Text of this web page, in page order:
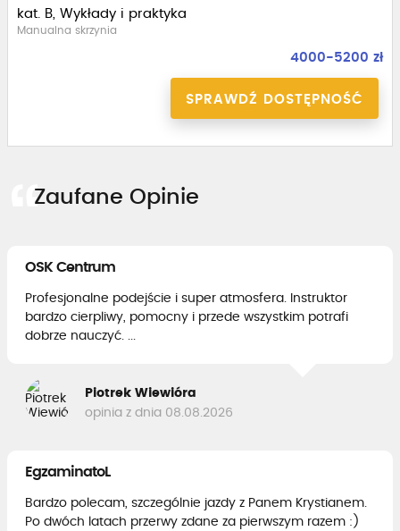
kat. B, Wykłady i praktyka
Manualna skrzynia
4000-5200 zł
SPRAWDŹ DOSTĘPNOŚĆ
Zaufane Opinie
OSK Centrum
Profesjonalne podejście i super atmosfera. Instruktor
bardzo cierpliwy, pomocny i przede wszystkim potrafi
dobrze nauczyć. ...
Piotrek Wiewióra
opinia z dnia 08.08.2026
EgzaminatoL
Bardzo polecam, szczególnie jazdy z Panem Krystianem.
Po dwóch latach przerwy zdane za pierwszym razem :)